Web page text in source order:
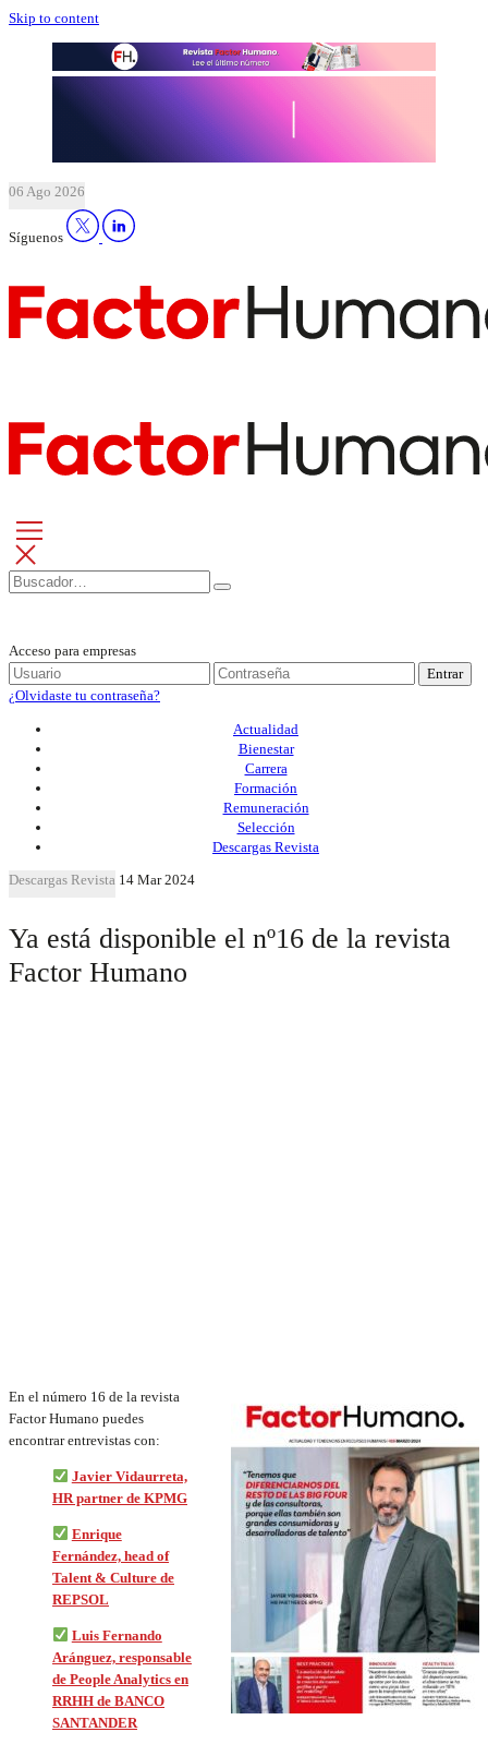
Skip to content
06 Ago 2026
Síguenos
Acceso para empresas
Entrar
¿Olvidaste tu contraseña?
Actualidad
Bienestar
Carrera
Formación
Remuneración
Selección
Descargas Revista
Descargas Revista 14 Mar 2024
Ya está disponible el nº16 de la revista
Factor Humano
En el número 16 de la revista
Factor Humano puedes
encontrar entrevistas con:
Javier Vidaurreta,
HR partner de KPMG
Enrique
Fernández, head of
Talent & Culture de
REPSOL
Luis Fernando
Aránguez, responsable
de People Analytics en
RRHH de BANCO
SANTANDER